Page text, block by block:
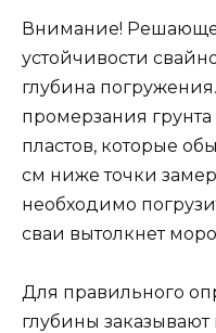
Внимание!
устойчивости
глубина
промерзания
пластов, которые
см ниже точки
необходимо
сваи вытолкнет
Для правильного
глубины заказывают